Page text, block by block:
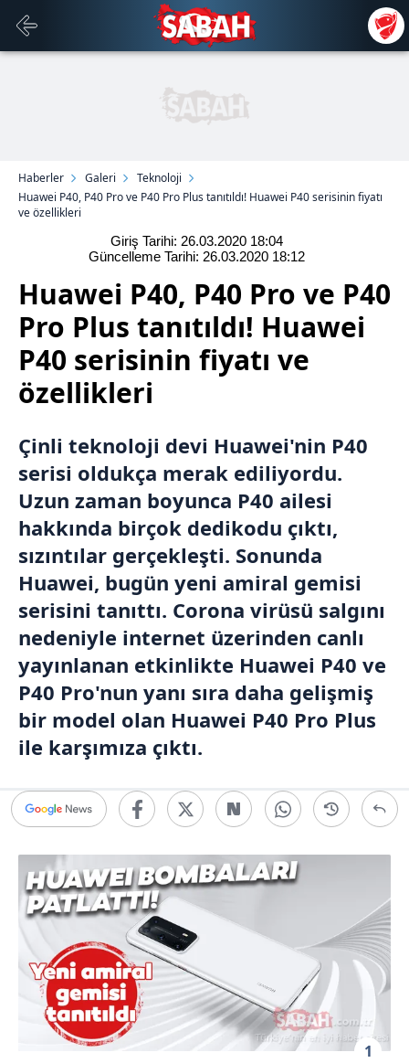
Haberler Galeri
Teknoloji
Huawei P40, P40 Pro ve P40 Pro Plus tanıtıldı! Huawei P40 serisinin fiyatı
ve özellikleri
Giriş Tarihi: 26.03.2020 18:04
Güncelleme Tarihi: 26.03.2020 18:12
Huawei P40, P40 Pro ve P40
Pro Plus tanıtıldı! Huawei
P40 serisinin fiyatı ve
özellikleri
Çinli teknoloji devi Huawei'nin P40
serisi oldukça merak ediliyordu.
Uzun zaman boyunca P40 ailesi
hakkında birçok dedikodu çıktı,
sızıntılar gerçekleşti. Sonunda
Huawei, bugün yeni amiral gemisi
serisini tanıttı. Corona virüsü salgını
nedeniyle internet üzerinden canlı
yayınlanan etkinlikte Huawei P40 ve
P40 Pro'nun yanı sıra daha gelişmiş
bir model olan Huawei P40 Pro Plus
ile karşımıza çıktı.
1